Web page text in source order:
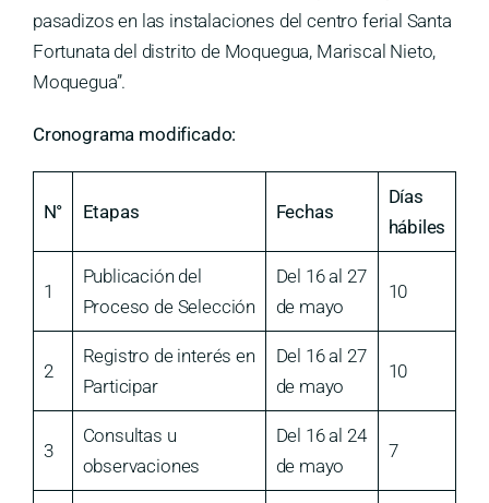
pasadizos en las instalaciones del centro ferial Santa
Fortunata del distrito de Moquegua, Mariscal Nieto,
Moquegua”.
Cronograma modificado:
N° Etapas Fechas
Días
hábiles
1
Publicación del
Proceso de Selección
Del 16 al 27
de mayo
10
2
Registro de interés en
Participar
Del 16 al 27
de mayo
10
3
Consultas u
observaciones
Del 16 al 24
de mayo
7